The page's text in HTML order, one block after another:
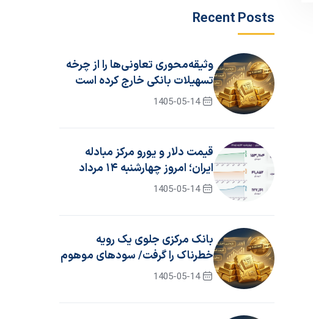
Recent Posts
وثیقه‌محوری تعاونی‌ها را از چرخه
تسهیلات بانکی خارج کرده است
1405-05-14
قیمت دلار و یورو مرکز مبادله
ایران؛ امروز چهارشنبه ۱۴ مرداد
۱۴۰۵1405-05-14
بانک مرکزی جلوی یک رویه
خطرناک را گرفت/ سود‌های موهوم
حذف شد
1405-05-14